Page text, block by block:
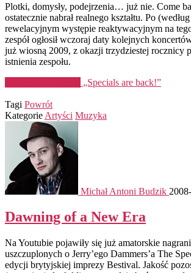
Plotki, domysły, podejrzenia… już nie. Come
ostatecznie nabrał realnego kształtu. Po
rewelacyjnym występie reaktywacyjnym na
zespół ogłosił wczoraj daty kolejnych
już wiosną 2009, z okazji trzydziestej rocznicy
istnienia zespołu.
„Specials are back!”
Tagi Powrót
Kategorie Artyści Muzyka
Michał Antoni Budzik
Dawning of a New Era
Na Youtubie pojawiły się już amatorskie
uszczuplonych o Jerry’ego Dammers’a The
edycji brytyjskiej imprezy Bestival. Jakość